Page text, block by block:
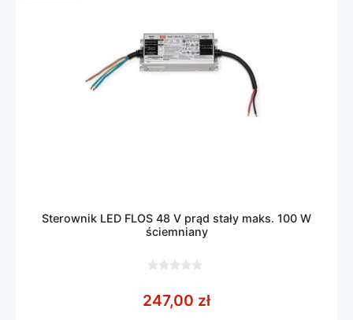
Sterownik LED FLOS 48 V prąd stały maks. 100 W
ściemniany
5
247,00 zł